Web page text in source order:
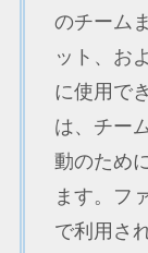
のチーム
ット、お
に使用で
は、チー
動のため
ます。フ
で利用さ